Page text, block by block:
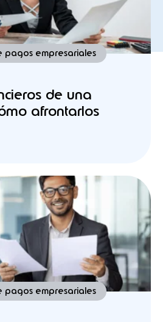
pagos empresariales
de una
afrontarlos
pagos empresariales